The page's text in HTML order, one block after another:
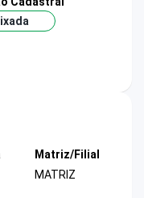
Matriz/Filial
MATRIZ